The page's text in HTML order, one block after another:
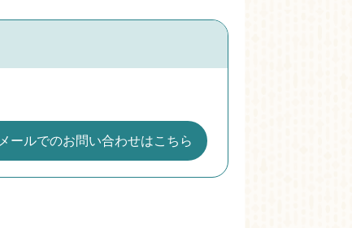
メールでのお問い合わせはこちら